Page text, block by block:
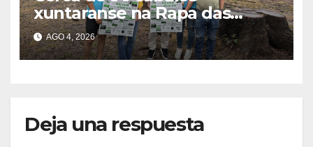
xuntaranse na Rapa das
Bestas do Monte Gagán esta
fin de semana
AGO 4, 2026
Deja una respuesta